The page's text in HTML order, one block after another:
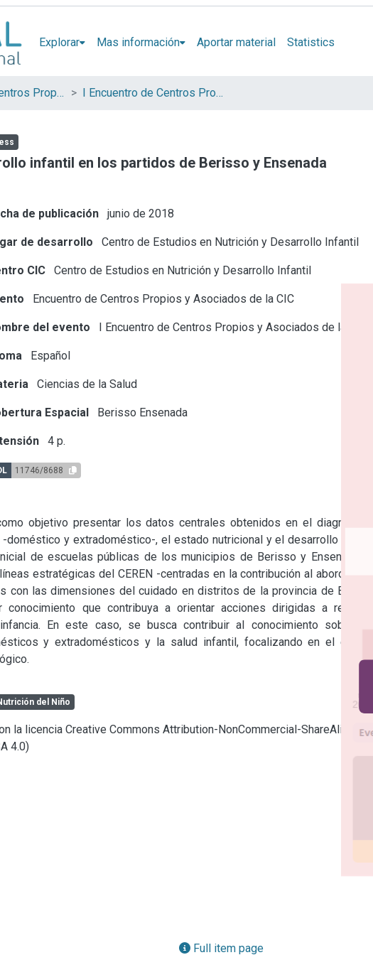
Explorar Mas información Aportar material Statistics
Encuentro de Centros Propios y Asociados de la CIC I Encuentro de Centros Propios y Asociados de la CIC
infantil en los partidos de Berisso y Ensenada
de publicación junio de 2018
de desarrollo Centro de Estudios en Nutrición y Desarrollo Infantil
CIC Centro de Estudios en Nutrición y Desarrollo Infantil
Encuentro de Centros Propios y Asociados de la CIC
del evento I Encuentro de Centros Propios y Asociados de la CIC
Español
Ciencias de la Salud
Espacial Berisso Ensenada
4 p.
11746/8688
objetivo presentar los datos centrales obtenidos en el diagnóstico
y extradoméstico-, el estado nutricional y el desarrollo infantil
de escuelas públicas de los municipios de Berisso y Ensenada. El
estratégicas del CEREN -centradas en la contribución al abordaje de
con las dimensiones del cuidado en distritos de la provincia de Buenos
que contribuya a orientar acciones dirigidas a resolver
En este caso, se busca contribuir al conocimiento sobre las
y extradomésticos y la salud infantil, focalizando en el estado
del Niño
la licencia Creative Commons Attribution-NonCommercial-ShareAlike 4.0
4.0)
Full item page